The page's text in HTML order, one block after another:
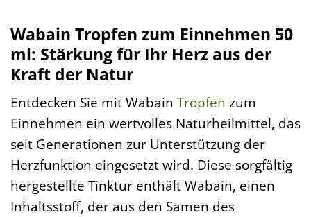
Wabain Tropfen zum Einnehmen 50
ml: Stärkung für Ihr Herz aus der
Kraft der Natur
Entdecken Sie mit Wabain Tropfen zum
Einnehmen ein wertvolles Naturheilmittel, das
seit Generationen zur Unterstützung der
Herzfunktion eingesetzt wird. Diese sorgfältig
hergestellte Tinktur enthält Wabain, einen
Inhaltsstoff, der aus den Samen des